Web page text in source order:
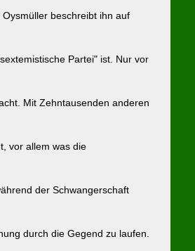
beschreibt ihn auf
Partei" ist. Nur vor
Mit Zehntausenden anderen
vor allem was die
der Schwangerschaft
durch die Gegend zu laufen.